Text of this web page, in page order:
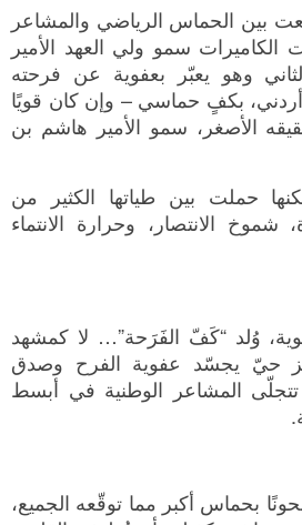
بين الحماس الرياضي والمشاعر
الكاميرات سمو ولي العهد الأمير
وهو يعبّر بعفوية عن فرحته
بكفٍ حماسي – وإن كان قويًا
الأصغر، سمو الأمير هاشم بن
حملت بين طياتها الكثير من
شموخ الانتصار، وحرارة الانتماء
وُلد “كَفّ الفَرَحة”… لا كمشهد
حيّ يجسّد عفوية الفرح وصدق
المشاعر الوطنية في أبسط
بحماس أكبر مما توقّعه الجميع،